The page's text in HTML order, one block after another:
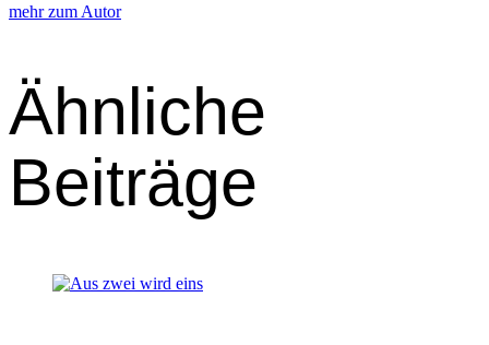
mehr zum Autor
Ähnliche
Beiträge